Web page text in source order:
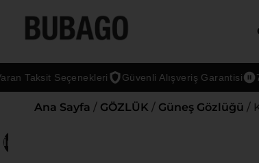
Seçenekleri Güvenli Alışveriş Garantisi 7/24
Ana Sayfa / GÖZLÜK / Güneş Gözlüğü /
İndirim!